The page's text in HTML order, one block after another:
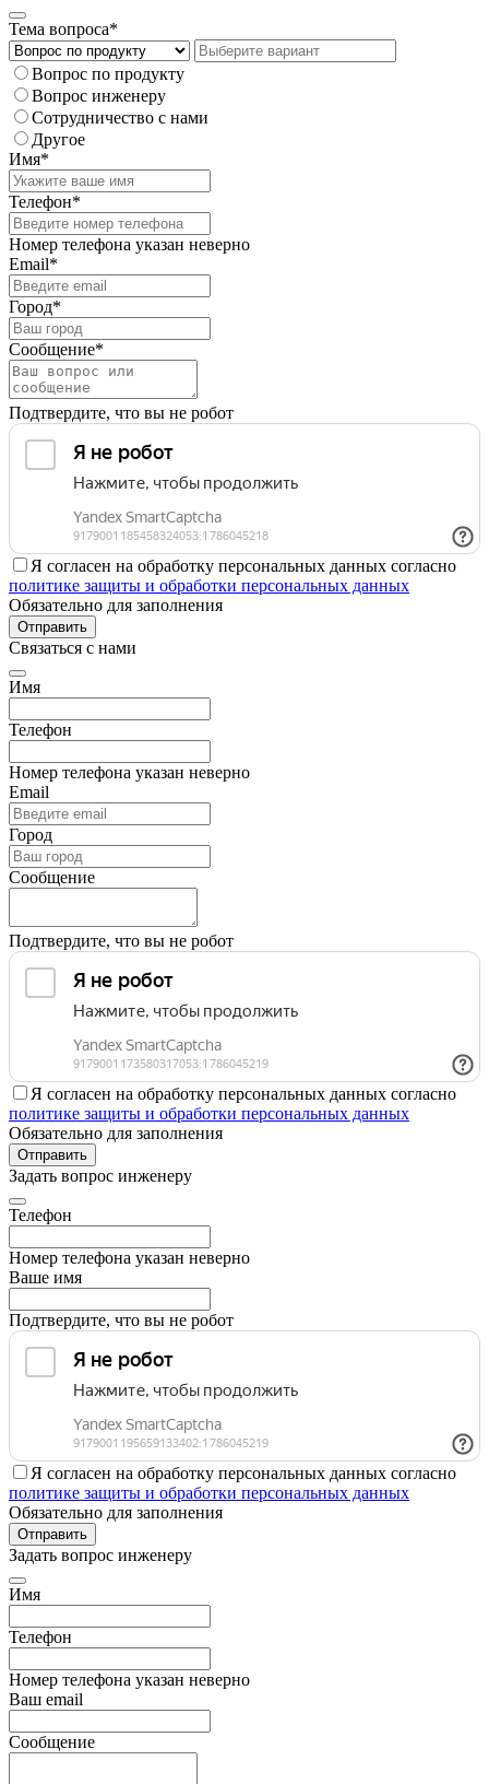
Тема вопроса*
Вопрос по продукту
Вопрос инженеру
Сотрудничество с нами
Другое
Имя*
Телефон*
Номер телефона указан неверно
Email*
Город*
Сообщение*
Подтвердите, что вы не робот
Я согласен на обработку персональных данных согласно
политике защиты и обработки персональных данных
Обязательно для заполнения
Отправить
Связаться с нами
Имя
Телефон
Номер телефона указан неверно
Email
Город
Сообщение
Подтвердите, что вы не робот
Я согласен на обработку персональных данных согласно
политике защиты и обработки персональных данных
Обязательно для заполнения
Отправить
Задать вопрос инженеру
Телефон
Номер телефона указан неверно
Ваше имя
Подтвердите, что вы не робот
Я согласен на обработку персональных данных согласно
политике защиты и обработки персональных данных
Обязательно для заполнения
Отправить
Задать вопрос инженеру
Имя
Телефон
Номер телефона указан неверно
Ваш email
Сообщение